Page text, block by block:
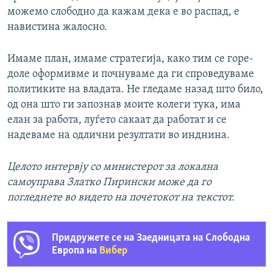
можемо слободно да кажам дека е во распад, е
навистина жалосно.
Имаме план, имаме стратегија, како тим се горе-
доле оформивме и почнуваме да ги спроведуваме
политиките на владата. Не гледаме назад што било,
од она што ги запознав моите колеги тука, има
елан за работа, луѓето сакаат да работат и се
надеваме на одлични резултати во инднина.
Целото интервју со министерот за локална
самоуправа Златко Пирински може да го
погледнете во видето на почетокот на текстот.
Придружете се на Заедницата на Слободна
Европа на Вибер